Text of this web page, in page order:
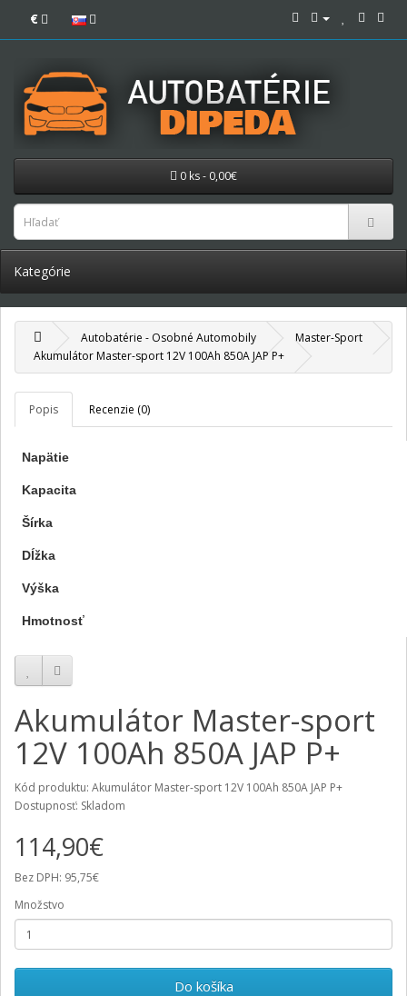
€
0 ks - 0,00€
Kategórie
Autobatérie - Osobné Automobily
Master-Sport
Akumulátor Master-sport 12V 100Ah 850A JAP P+
Popis Recenzie (0)
Napätie
Kapacita
Šírka
Dĺžka
Výška
Hmotnosť
Akumulátor Master-sport
12V 100Ah 850A JAP P+
Kód produktu: Akumulátor Master-sport 12V 100Ah 850A JAP P+
Dostupnosť: Skladom
114,90€
Bez DPH: 95,75€
Množstvo
Do košíka